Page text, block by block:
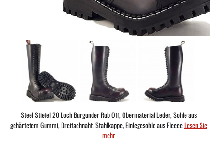
Steel Stiefel 20 Loch Burgunder Rub Off, Obermaterial Leder, Sohle aus
gehärtetem Gummi, Dreifachnaht, Stahlkappe, Einlegesohle aus FleeceLesen Sie
mehr